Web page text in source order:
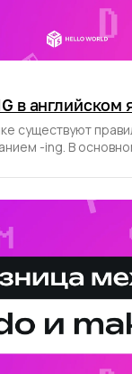
в английском
существуют
-ing. В